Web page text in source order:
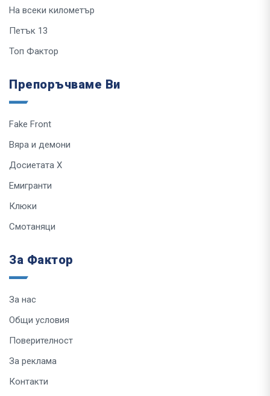
На всеки километър
Петък 13
Топ Фактор
Препоръчваме Ви
Fake Front
Вяра и демони
Досиетата Х
Емигранти
Клюки
Смотаняци
За Фактор
За нас
Общи условия
Поверителност
За реклама
Контакти